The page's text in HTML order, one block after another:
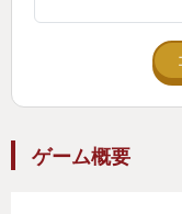
かった。
そして、3つある
で幕を閉じた。2
う。 もちろん他
が、ボスとの再戦
ゲーム概要